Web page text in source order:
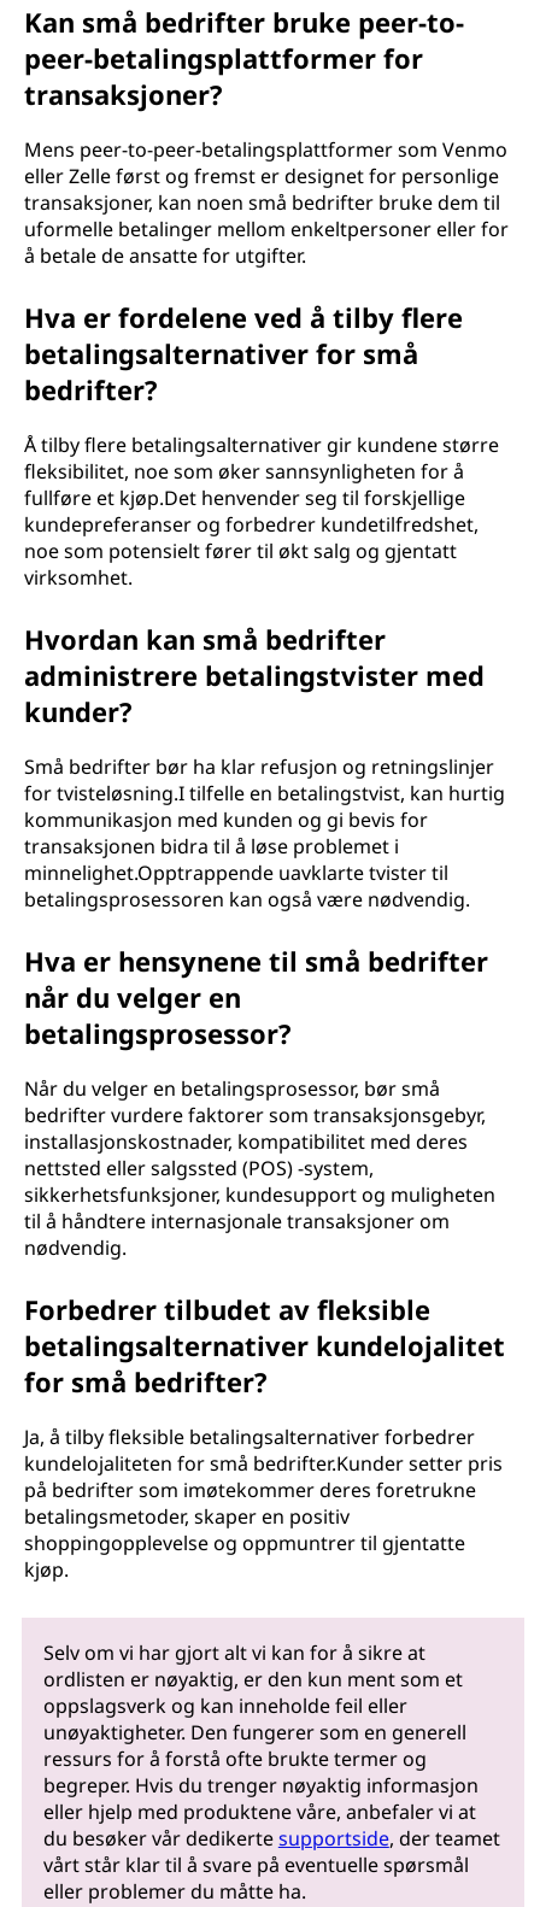
Kan små bedrifter bruke peer-to-
peer-betalingsplattformer for
transaksjoner?
Mens peer-to-peer-betalingsplattformer som Venmo
eller Zelle først og fremst er designet for personlige
transaksjoner, kan noen små bedrifter bruke dem til
uformelle betalinger mellom enkeltpersoner eller for
å betale de ansatte for utgifter.
Hva er fordelene ved å tilby flere
betalingsalternativer for små
bedrifter?
Å tilby flere betalingsalternativer gir kundene større
fleksibilitet, noe som øker sannsynligheten for å
fullføre et kjøp.Det henvender seg til forskjellige
kundepreferanser og forbedrer kundetilfredshet,
noe som potensielt fører til økt salg og gjentatt
virksomhet.
Hvordan kan små bedrifter
administrere betalingstvister med
kunder?
Små bedrifter bør ha klar refusjon og retningslinjer
for tvisteløsning.I tilfelle en betalingstvist, kan hurtig
kommunikasjon med kunden og gi bevis for
transaksjonen bidra til å løse problemet i
minnelighet.Opptrappende uavklarte tvister til
betalingsprosessoren kan også være nødvendig.
Hva er hensynene til små bedrifter
når du velger en
betalingsprosessor?
Når du velger en betalingsprosessor, bør små
bedrifter vurdere faktorer som transaksjonsgebyr,
installasjonskostnader, kompatibilitet med deres
nettsted eller salgssted (POS) -system,
sikkerhetsfunksjoner, kundesupport og muligheten
til å håndtere internasjonale transaksjoner om
nødvendig.
Forbedrer tilbudet av fleksible
betalingsalternativer kundelojalitet
for små bedrifter?
Ja, å tilby fleksible betalingsalternativer forbedrer
kundelojaliteten for små bedrifter.Kunder setter pris
på bedrifter som imøtekommer deres foretrukne
betalingsmetoder, skaper en positiv
shoppingopplevelse og oppmuntrer til gjentatte
kjøp.
Selv om vi har gjort alt vi kan for å sikre at
ordlisten er nøyaktig, er den kun ment som et
oppslagsverk og kan inneholde feil eller
unøyaktigheter. Den fungerer som en generell
ressurs for å forstå ofte brukte termer og
begreper. Hvis du trenger nøyaktig informasjon
eller hjelp med produktene våre, anbefaler vi at
du besøker vår dedikertesupportside, der teamet
vårt står klar til å svare på eventuelle spørsmål
eller problemer du måtte ha.